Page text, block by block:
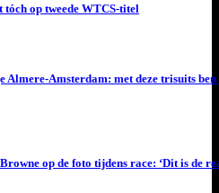
op tweede WTCS-titel
Almere-Amsterdam: met deze trisuits ben
op de foto tijdens race: ‘Dit is de